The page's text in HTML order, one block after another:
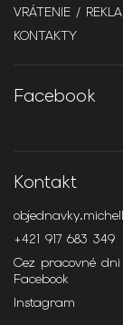
VRÁTENIE /
KONTAKTY
Facebook
Kontakt
objednavky.michell
+421 917 683 349
Cez pracovné dni
Facebook
Instagram